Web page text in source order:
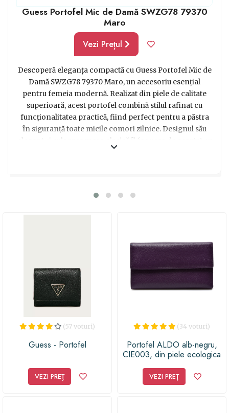
Guess Portofel Mic de Damă SWZG78 79370
Maro
Vezi Prețul
Descoperă eleganța compactă cu Guess Portofel Mic de
Damă SWZG78 79370 Maro, un accesoriu esențial
pentru femeia modernă. Realizat din piele de calitate
superioară, acest portofel combină stilul rafinat cu
funcționalitatea practică, fiind perfect pentru a păstra
în siguranță toate micile comori zilnice. Designul său
elegant și culoarea maro clasică îl fac ușor de asortat cu
(57 voturi)
Guess - Portofel
VEZI PREȚ
(34 voturi)
Portofel ALDO alb-negru,
CIE003, din piele ecologica
VEZI PREȚ